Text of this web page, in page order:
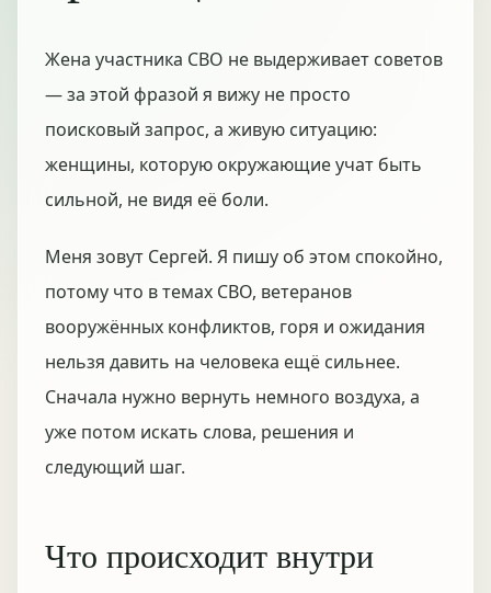
Жена участника СВО не выдерживает советов
— за этой фразой я вижу не просто
поисковый запрос, а живую ситуацию:
женщины, которую окружающие учат быть
сильной, не видя её боли.
Меня зовут Сергей. Я пишу об этом спокойно,
потому что в темах СВО, ветеранов
вооружённых конфликтов, горя и ожидания
нельзя давить на человека ещё сильнее.
Сначала нужно вернуть немного воздуха, а
уже потом искать слова, решения и
следующий шаг.
Что происходит внутри